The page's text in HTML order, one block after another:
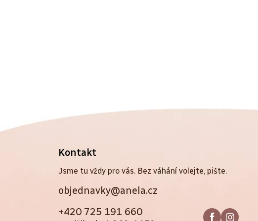
Kontakt
Jsme tu vždy pro vás. Bez váhání volejte, pište.
objednavky@anela.cz
+420 725 191 660